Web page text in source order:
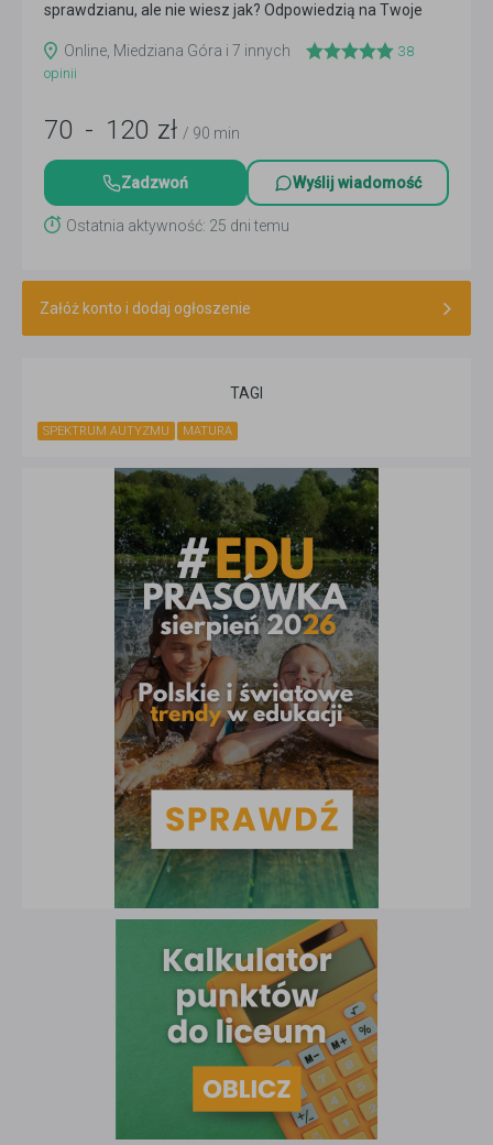
sprawdzianu, ale nie wiesz jak? Odpowiedzią na Twoje
Online, Miedziana Góra i 7 innych
38
opinii
70 - 120 zł / 90 min
Zadzwoń Wyślij wiadomość
Ostatnia aktywność: 25 dni temu
Załóż konto i dodaj ogłoszenie
TAGI
SPEKTRUM AUTYZMU MATURA